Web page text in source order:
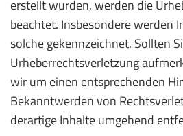
erstellt wurden, werden die
beachtet. Insbesondere werden
solche gekennzeichnet. Sollten
Urheberrechtsverletzung
wir um einen entsprechenden
Bekanntwerden von
derartige Inhalte umgehend